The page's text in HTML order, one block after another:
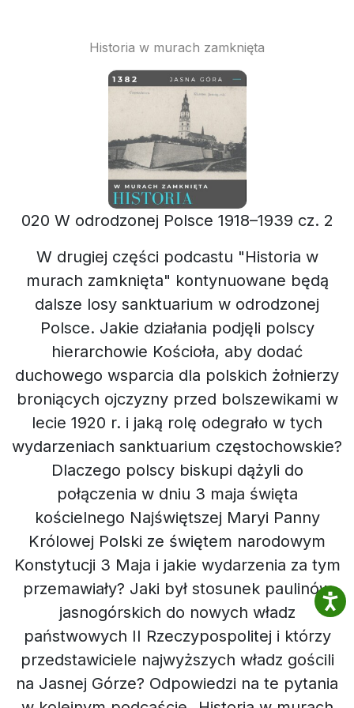
Historia w murach zamknięta
020 W odrodzonej Polsce 1918–1939 cz. 2
W drugiej części podcastu "Historia w
murach zamknięta" kontynuowane będą
dalsze losy sanktuarium w odrodzonej
Polsce. Jakie działania podjęli polscy
hierarchowie Kościoła, aby dodać
duchowego wsparcia dla polskich żołnierzy
broniących ojczyzny przed bolszewikami w
lecie 1920 r. i jaką rolę odegrało w tych
wydarzeniach sanktuarium częstochowskie?
Dlaczego polscy biskupi dążyli do
połączenia w dniu 3 maja święta
kościelnego Najświętszej Maryi Panny
Królowej Polski ze świętem narodowym
Konstytucji 3 Maja i jakie wydarzenia za tym
przemawiały? Jaki był stosunek paulinów
jasnogórskich do nowych władz
państwowych II Rzeczypospolitej i którzy
przedstawiciele najwyższych władz gościli
na Jasnej Górze? Odpowiedzi na te pytania